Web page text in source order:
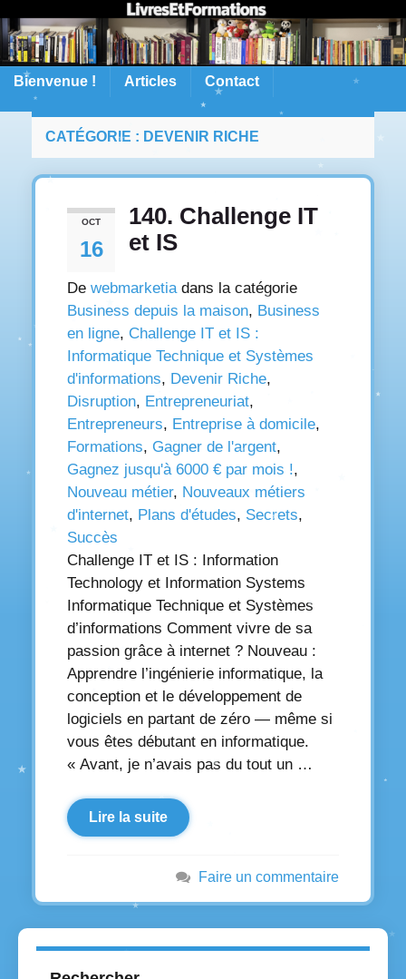
Bienvenue ! Articles Contact
CATÉGORIE : DEVENIR RICHE
OCT
16
140. Challenge IT
et IS
De webmarketiadans la catégorie
Business depuis la maison, Business
en ligne, Challenge IT et IS :
Informatique Technique et Systèmes
d'informations, Devenir Riche,
Disruption, Entrepreneuriat,
Entrepreneurs, Entreprise à domicile,
Formations, Gagner de l'argent,
Gagnez jusqu'à 6000 € par mois !,
Nouveau métier, Nouveaux métiers
d'internet, Plans d'études, Secrets,
Succès
Challenge IT et IS : Information
Technology et Information Systems
Informatique Technique et Systèmes
d’informations Comment vivre de sa
passion grâce à internet ? Nouveau :
Apprendre l’ingénierie informatique, la
conception et le développement de
logiciels en partant de zéro — même si
vous êtes débutant en informatique.
« Avant, je n’avais pas du tout un …
Lire la suite
Faire un commentaire